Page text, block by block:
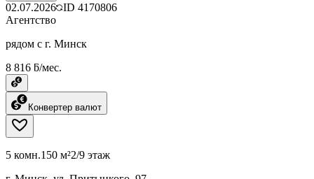
02.07.2026 ID 4170806
Агентство
рядом с г. Минск
8 816 ƃ/мес.
Конвертер валют
5 комн.150 м²2/9 этаж